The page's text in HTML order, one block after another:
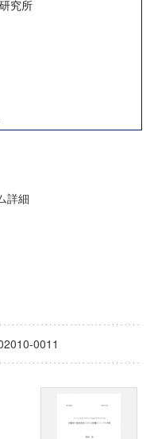
究所
ュート
ラム「超成熟社会発展のサ
詳細
0011